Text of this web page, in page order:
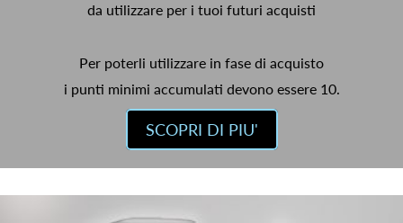
da utilizzare per i tuoi futuri acquisti
Per poterli utilizzare in fase di acquisto
i punti minimi accumulati devono essere 10.
SCOPRI DI PIU'